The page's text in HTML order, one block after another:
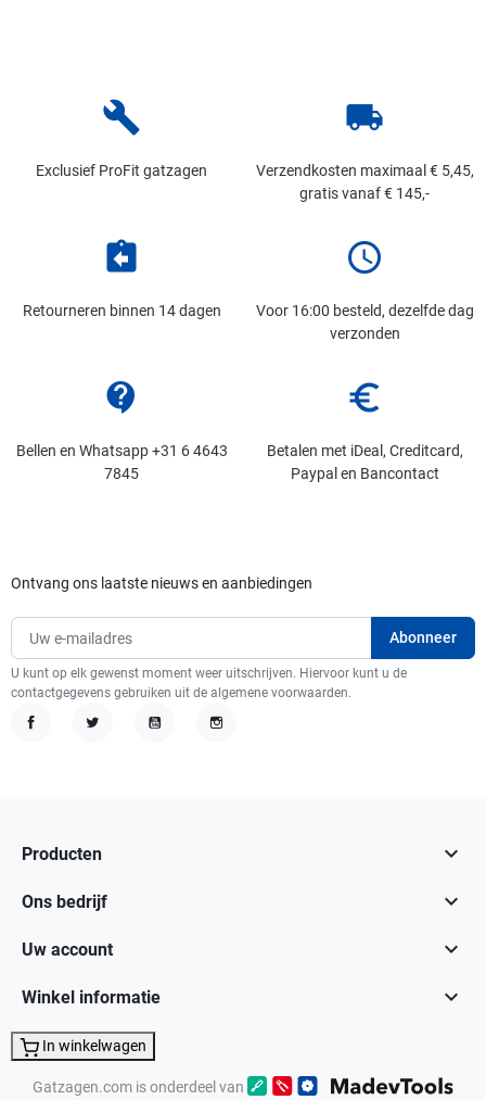
build
Exclusief ProFit gatzagen
local_shipping
Verzendkosten maximaal € 5,45,
gratis vanaf € 145,-
assignment_return
Retourneren binnen 14 dagen
schedule
Voor 16:00 besteld, dezelfde dag
verzonden
contact_support
Bellen en Whatsapp +31 6 4643
7845
euro_symbol
Betalen met iDeal, Creditcard,
Paypal en Bancontact
Ontvang ons laatste nieuws en aanbiedingen
U kunt op elk gewenst moment weer uitschrijven. Hiervoor kunt u de
contactgegevens gebruiken uit de algemene voorwaarden.
Producten 
Ons bedrijf 
Uw account 
Winkel informatie 
In winkelwagen
Gatzagen.com is onderdeel van